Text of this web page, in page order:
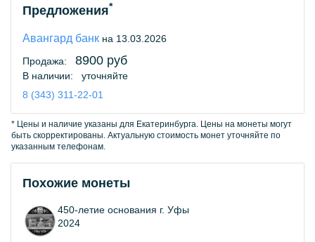
Предложения*
Авангард банк на 13.03.2026
Продажа:
8900 руб
В наличии:
уточняйте
8 (343) 311-22-01
* Цены и наличие указаны для Екатеринбурга. Цены на монеты могут
быть скорректированы. Актуальную стоимость монет уточняйте по
указанным телефонам.
Похожие монеты
450-летие основания г. Уфы
2024